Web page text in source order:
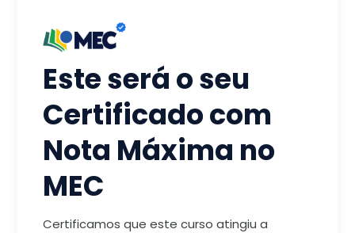
Este será o seu
Certificado com
Nota Máxima no
MEC
Certificamos que este curso atingiu a